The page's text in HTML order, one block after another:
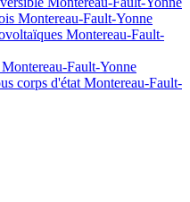
Montereau-Fault-Yonne
Montereau-Fault-
Fault-Yonne
corps d'état Montereau-Fault-